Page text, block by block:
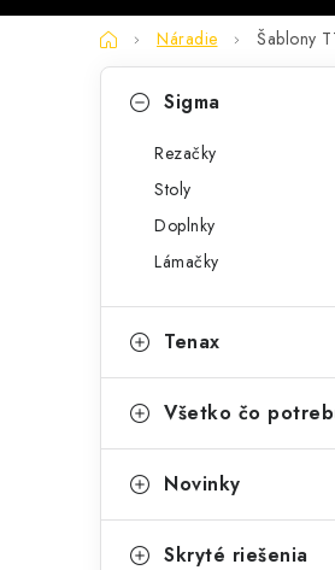
DomovNáradie Šablony
B
p
a
e
Preskočiť
kategórie
K
i
Sigma
Rezačky
Stoly
Doplnky
Lámačky
Tenax
Všetko čo
Novinky
Skryté riešenia